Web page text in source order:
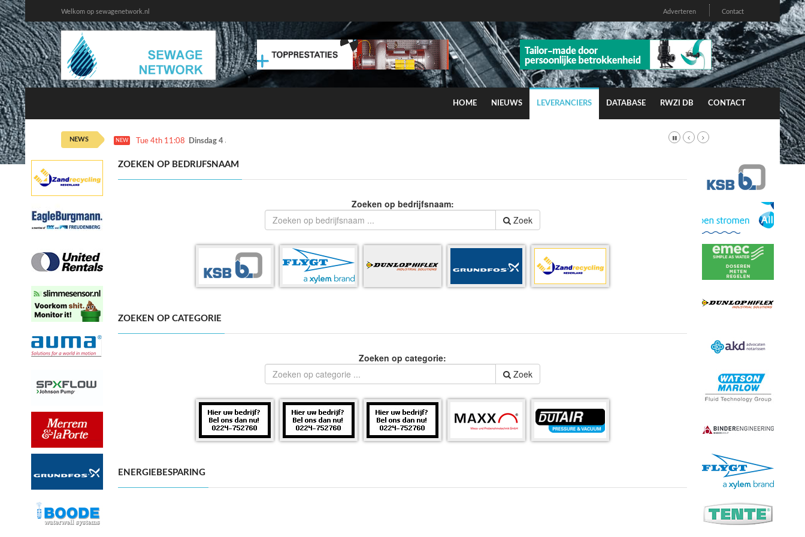
Welkom op sewagenetwork.nl Adverteren Contact
HOME NIEUWS LEVERANCIERS DATABASE RWZI DB CONTACT
NEWS NEW Tue 4th 11:08 Dinsdag 4 augustus kans op smog door ozon
ZOEKEN OP BEDRIJFSNAAM
Zoeken op bedrijfsnaam:
Zoek
ZOEKEN OP CATEGORIE
Zoeken op categorie:
Zoek
ENERGIEBESPARING